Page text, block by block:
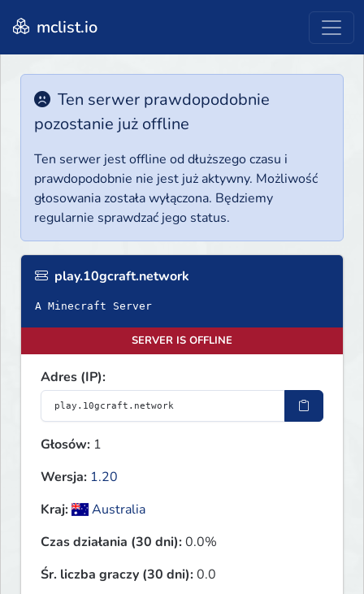
mclist.io
Ten serwer prawdopodobnie
pozostanie już offline
Ten serwer jest offline od dłuższego czasu i
prawdopodobnie nie jest już aktywny. Możliwość
głosowania została wyłączona. Będziemy
regularnie sprawdzać jego status.
play.10gcraft.network
A Minecraft Server
SERVER IS OFFLINE
Adres (IP):
Głosów: 1
Wersja: 1.20
Kraj:
Australia
Czas działania (30 dni):0.0%
Śr. liczba graczy (30 dni):0.0